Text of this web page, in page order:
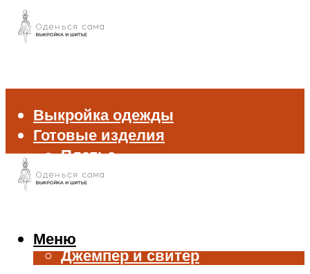
Выкройка одежды
Готовые изделия
Платье
Брюки
Жилет
Джемпер и свитер
Меню